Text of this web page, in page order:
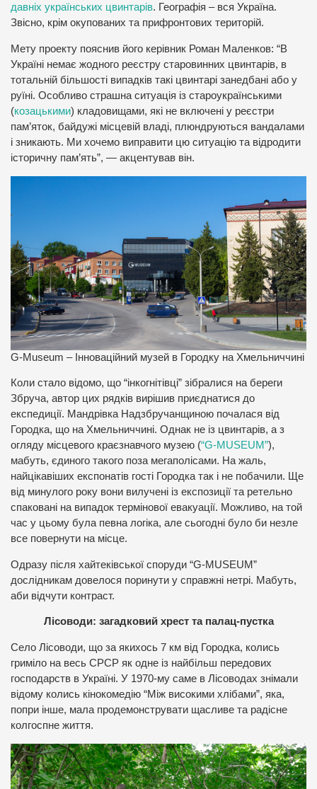
давніх українських цвинтарів. Географія – вся Україна.
Звісно, крім окупованих та прифронтових територій.
Мету проекту пояснив його керівник Роман Маленков: “В
Україні немає жодного реєстру старовинних цвинтарів, в
тотальній більшості випадків такі цвинтарі занедбані або у
руїні. Особливо страшна ситуація із староукраїнськими
(козацькими) кладовищами, які не включені у реєстри
пам’яток, байдужі місцевій владі, плюндруються вандалами
і зникають. Ми хочемо виправити цю ситуацію та відродити
історичну пам’ять”, — акцентував він.
G-Museum – Інноваційний музей в Городку на Хмельниччині
Коли стало відомо, що “інкогнітівці” зібралися на береги
Збруча, автор цих рядків вирішив приєднатися до
експедиції. Мандрівка Надзбручанщиною почалася від
Городка, що на Хмельниччині. Однак не із цвинтарів, а з
огляду місцевого краєзнавчого музею (“G-MUSEUM”),
мабуть, єдиного такого поза мегаполісами. На жаль,
найцікавіших експонатів гості Городка так і не побачили. Ще
від минулого року вони вилучені із експозиції та ретельно
спаковані на випадок термінової евакуації. Можливо, на той
час у цьому була певна логіка, але сьогодні було би незле
все повернути на місце.
Одразу після хайтеківської споруди “G-MUSEUM”
дослідникам довелося поринути у справжні нетрі. Мабуть,
аби відчути контраст.
Лісоводи: загадковий хрест та палац-пустка
Село Лісоводи, що за якихось 7 км від Городка, колись
гриміло на весь СРСР як одне із найбільш передових
господарств в Україні. У 1970-му саме в Лісоводах знімали
відому колись кінокомедію “Між високими хлібами”, яка,
попри інше, мала продемонструвати щасливе та радісне
колгоспне життя.